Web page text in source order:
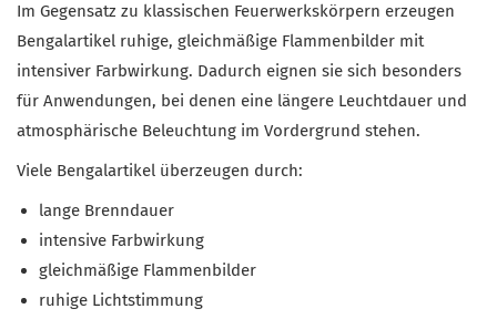
Im Gegensatz zu klassischen Feuerwerkskörpern erzeugen
Bengalartikel ruhige, gleichmäßige Flammenbilder mit
intensiver Farbwirkung. Dadurch eignen sie sich besonders
für Anwendungen, bei denen eine längere Leuchtdauer und
atmosphärische Beleuchtung im Vordergrund stehen.
Viele Bengalartikel überzeugen durch:
lange Brenndauer
intensive Farbwirkung
gleichmäßige Flammenbilder
ruhige Lichtstimmung